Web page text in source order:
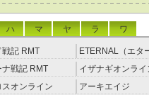
ハ マ ヤ ラ ワ
戦記 RMT
ETERNAL（エタ
RMT
ナ戦記 RMT
イザナギオンライ
スオンライン
アーキエイジ